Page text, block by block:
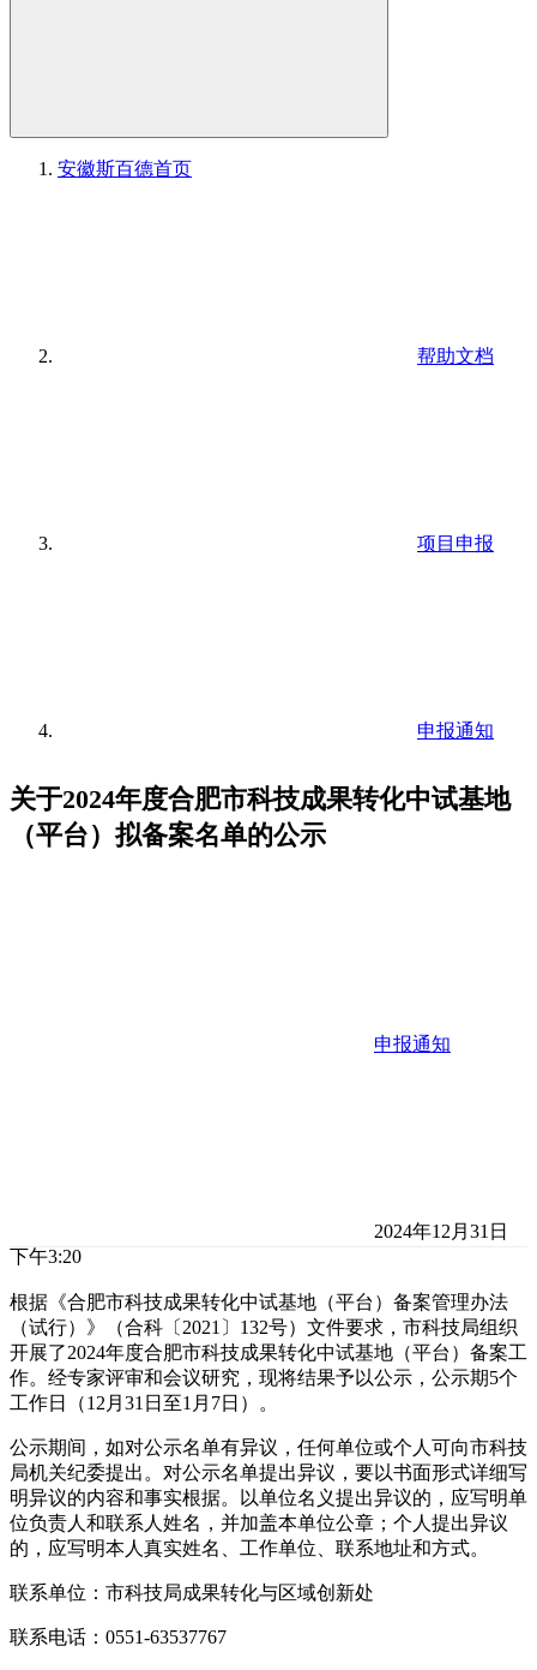
安徽斯百德首页
帮助文档
项目申报
申报通知
关于2024年度合肥市科技成果转化中试基地
（平台）拟备案名单的公示
申报通知
2024年12月31日
下午3:20
根据《合肥市科技成果转化中试基地（平台）备案管理办法
（试行）》（合科〔2021〕132号）文件要求，市科技局组织
开展了2024年度合肥市科技成果转化中试基地（平台）备案工
作。经专家评审和会议研究，现将结果予以公示，公示期5个
工作日（12月31日至1月7日）。
公示期间，如对公示名单有异议，任何单位或个人可向市科技
局机关纪委提出。对公示名单提出异议，要以书面形式详细写
明异议的内容和事实根据。以单位名义提出异议的，应写明单
位负责人和联系人姓名，并加盖本单位公章；个人提出异议
的，应写明本人真实姓名、工作单位、联系地址和方式。
联系单位：市科技局成果转化与区域创新处
联系电话：0551-63537767